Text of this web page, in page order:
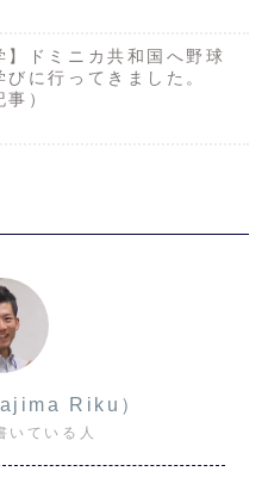
】ドミニカ共和国へ野球
びに行ってきました。
事）
Riku）
いている人